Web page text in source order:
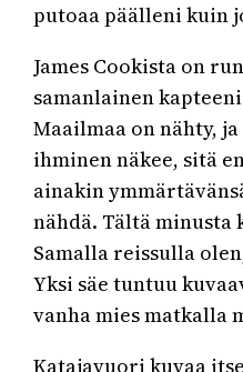
putoaa päälleni kuin
James Cookista on
samanlainen
Maailmaa on nähty,
ihminen näkee, sitä
ainakin
nähdä. Tältä
Samalla reissulla
Yksi säe tuntuu
vanha mies matkalla
Katajavuori kuvaa